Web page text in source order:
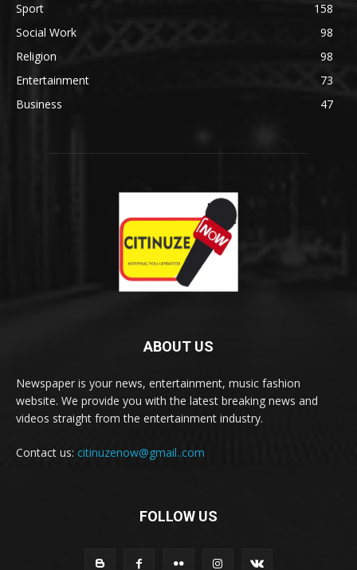
Sport
158
Social Work
98
Religion
98
Entertainment
73
Business
47
ABOUT US
Newspaper is your news, entertainment, music fashion
website. We provide you with the latest breaking news and
videos straight from the entertainment industry.
Contact us: citinuzenow@gmail..com
FOLLOW US